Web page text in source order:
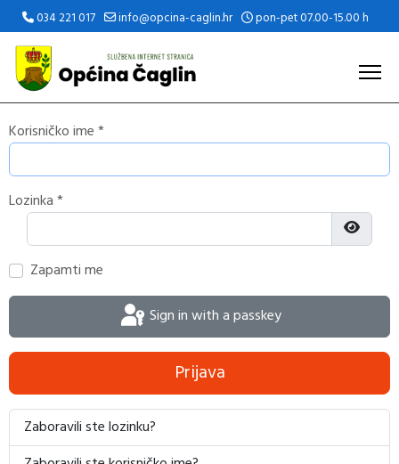
034 221 017 info@opcina-caglin.hr pon-pet 07.00-15.00 h
Korisničko ime*
Lozinka*
Prikaži
Zapamti me
Sign in with a passkey
Prijava
Zaboravili ste lozinku?